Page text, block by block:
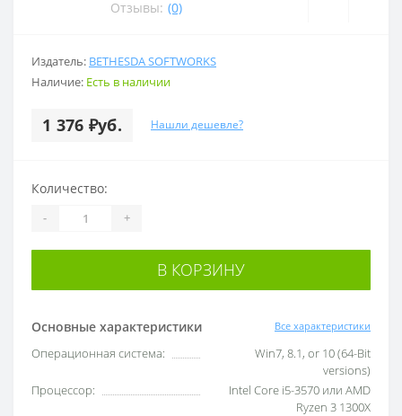
Отзывы: (0)
Издатель: BETHESDA SOFTWORKS
Наличие: Есть в наличии
1 376 ₽уб. Нашли дешевле?
Основные характеристики Все характеристики
Операционная система:
Win7, 8.1, or 10 (64-Bit
versions)
Процессор:
Intel Core i5-3570 или AMD
Ryzen 3 1300X
Количество:
- +
В КОРЗИНУ